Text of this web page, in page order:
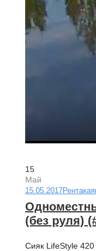
15
Май
15.05.2017
(без руля)
Сияк LifeStyle